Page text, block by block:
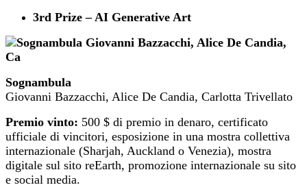
3rd Prize – AI Generative Art
Sognambula
Giovanni Bazzacchi, Alice De Candia, Carlotta Trivellato
Premio vinto: 500 $ di premio in denaro, certificato
ufficiale di vincitori, esposizione in una mostra collettiva
internazionale (Sharjah, Auckland o Venezia), mostra
digitale sul sito reEarth, promozione internazionale su sito
e social media.